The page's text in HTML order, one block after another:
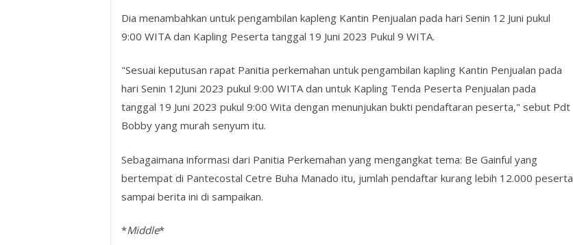
Dia menambahkan untuk pengambilan kapleng Kantin Penjualan pada hari Senin 12 Juni pukul
9:00 WITA dan Kapling Peserta tanggal 19 Juni 2023 Pukul 9 WITA.
"Sesuai keputusan rapat Panitia perkemahan untuk pengambilan kapling Kantin Penjualan pada
hari Senin 12Juni 2023 pukul 9:00 WITA dan untuk Kapling Tenda Peserta Penjualan pada
tanggal 19 Juni 2023 pukul 9:00 Wita dengan menunjukan bukti pendaftaran peserta," sebut Pdt
Bobby yang murah senyum itu.
Sebagaimana informasi dari Panitia Perkemahan yang mengangkat tema: Be Gainful yang
bertempat di Pantecostal Cetre Buha Manado itu, jumlah pendaftar kurang lebih 12.000 peserta
sampai berita ini di sampaikan.
*Middle*